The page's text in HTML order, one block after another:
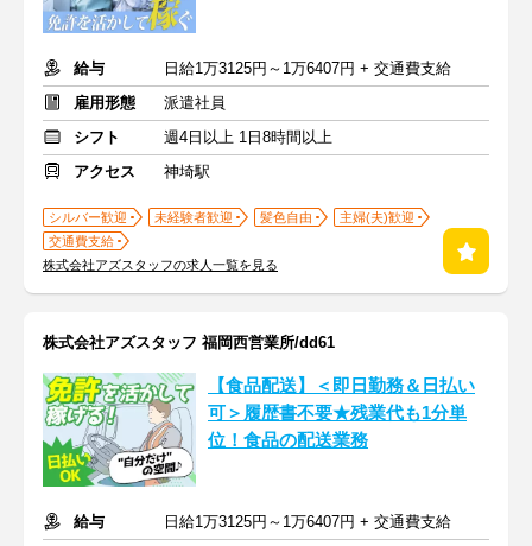
給与
日給1万3125円～1万6407円 + 交通費支給
雇用形態
派遣社員
シフト
週4日以上 1日8時間以上
アクセス
神埼駅
シルバー歓迎 未経験者歓迎 髪色自由
主婦(夫)歓迎
交通費支給
株式会社アズスタッフの求人一覧を見る
株式会社アズスタッフ 福岡西営業所/dd61
【食品配送】＜即日勤務＆日払い
可＞履歴書不要★残業代も1分単
位！食品の配送業務
給与
日給1万3125円～1万6407円 + 交通費支給